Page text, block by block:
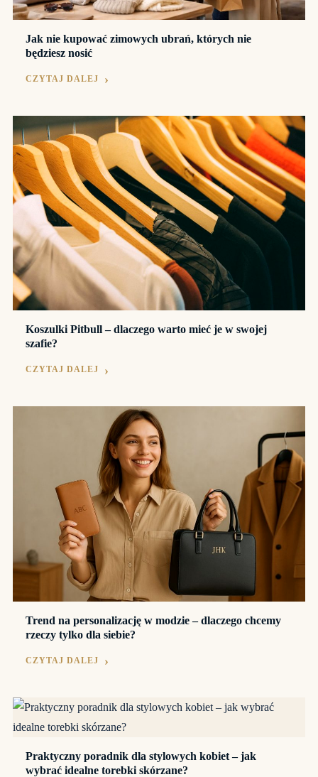
Jak nie kupować zimowych ubrań, których nie
będziesz nosić
CZYTAJ DALEJ
Koszulki Pitbull – dlaczego warto mieć je w swojej
szafie?
CZYTAJ DALEJ
Trend na personalizację w modzie – dlaczego chcemy
rzeczy tylko dla siebie?
CZYTAJ DALEJ
Praktyczny poradnik dla stylowych kobiet – jak
wybrać idealne torebki skórzane?